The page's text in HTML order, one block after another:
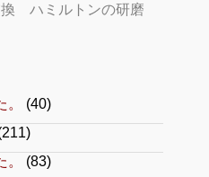
ハミルトンの研磨
(40)
(83)